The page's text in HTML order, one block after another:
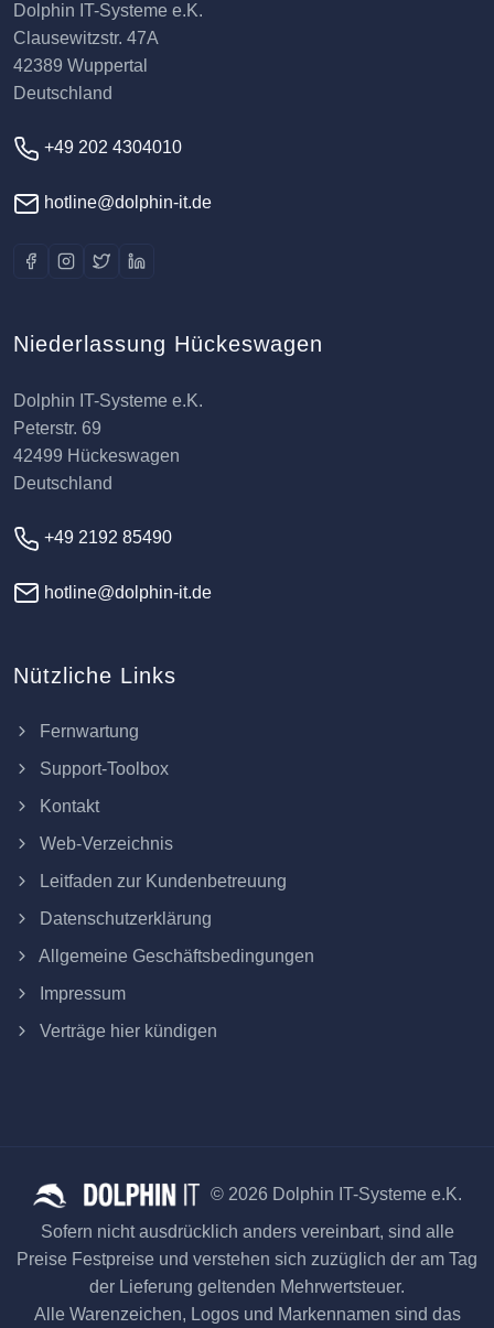
Dolphin IT-Systeme e.K.
Clausewitzstr. 47A
42389 Wuppertal
Deutschland
+49 202 4304010
hotline@dolphin-it.de
Niederlassung Hückeswagen
Dolphin IT-Systeme e.K.
Peterstr. 69
42499 Hückeswagen
Deutschland
+49 2192 85490
hotline@dolphin-it.de
Nützliche Links
Fernwartung
Support-Toolbox
Kontakt
Web-Verzeichnis
Leitfaden zur Kundenbetreuung
Datenschutzerklärung
Allgemeine Geschäftsbedingungen
Impressum
Verträge hier kündigen
© 2026 Dolphin IT-Systeme e.K.
Sofern nicht ausdrücklich anders vereinbart, sind alle
Preise Festpreise und verstehen sich zuzüglich der am Tag
der Lieferung geltenden Mehrwertsteuer.
Alle Warenzeichen, Logos und Markennamen sind das